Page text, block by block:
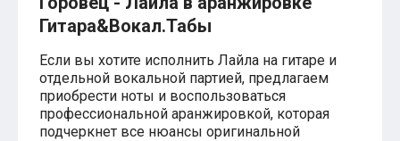
Анжелика Варум
Алексей Чумаков
Леонид Агутин
Саундтрек
Тематические
Из фильмов
Аватар: Путь воды
Титаник
Гитара&Вокал.Табы
Если вы хотите исполнить Лайла на гитаре и
отдельной вокальной партией, предлагаем
приобрести ноты и воспользоваться
профессиональной аранжировкой, которая
подчеркнет все нюансы оригинальной